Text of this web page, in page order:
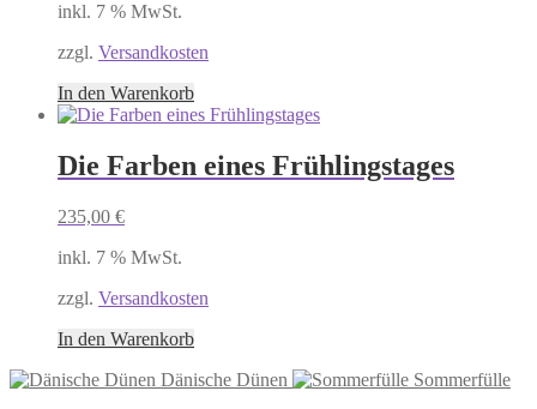
inkl. 7 % MwSt.
zzgl. Versandkosten
In den Warenkorb
Die Farben eines Frühlingstages
235,00 €
inkl. 7 % MwSt.
zzgl. Versandkosten
In den Warenkorb
Dänische Dünen
Sommerfülle